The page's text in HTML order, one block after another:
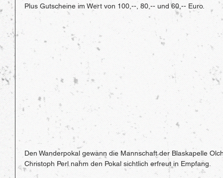
Plus Gutscheine im Wert von 100,--, 80,-- und 60,-- Euro.
Den Wanderpokal gewann die Mannschaft der Blaskapelle
Christoph Perl nahm den Pokal sichtlich erfreut in Empfang.